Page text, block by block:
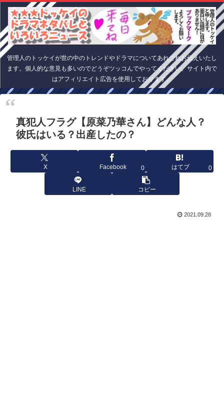
管理人のトッケイが世の中のトレンドやドラマについてあれこれお伝えいたし
ます。個人的な意見も多いのでどうぞツッコんでやってください。サイト内で
はアフィリエイト広告を使用しております。
真犯人フラグ【原菜乃華さん】どんな人？
彼氏はいる？出産したの？
X Facebook 0 はてブ 0
LINE コピー
2021.09.28